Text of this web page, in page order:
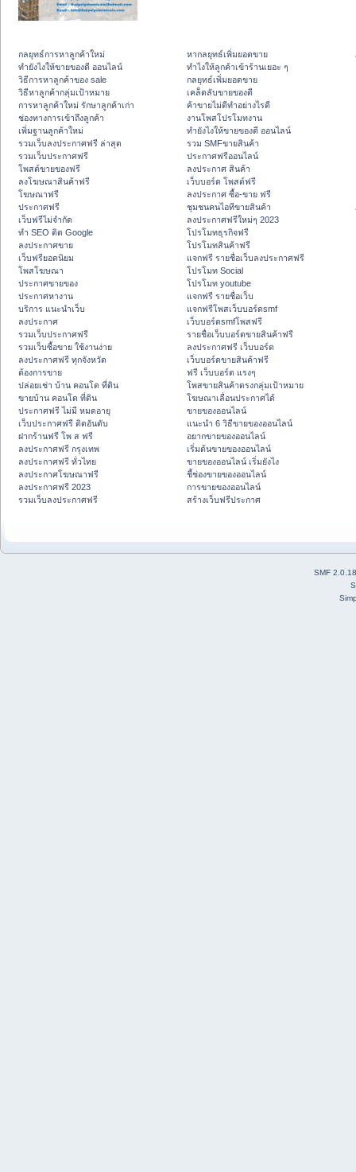
กลยุทธ์การหาลูกค้าใหม่
ทํายังไงให้ขายของดี ออนไลน์
วิธีการหาลูกค้าของ sale
วิธีหาลูกค้ากลุ่มเป้าหมาย
การหาลูกค้าใหม่ รักษาลูกค้าเก่า
ช่องทางการเข้าถึงลูกค้า
เพิ่มฐานลูกค้าใหม่
รวมเว็บลงประกาศฟรี ล่าสุด
รวมเว็บประกาศฟรี
โพสต์ขายของฟรี
ลงโฆษณาสินค้าฟรี
โฆษณาฟรี
ประกาศฟรี
เว็บฟรีไม่จำกัด
ทำ SEO ติด Google
ลงประกาศขาย
เว็บฟรียอดนิยม
โพสโฆษณา
ประกาศขายของ
ประกาศหางาน
บริการ แนะนำเว็บ
ลงประกาศ
รวมเว็บประกาศฟรี
รวมเว็บซื้อขาย ใช้งานง่าย
ลงประกาศฟรี ทุกจังหวัด
ต้องการขาย
ปล่อยเช่า บ้าน คอนโด ที่ดิน
ขายบ้าน คอนโด ที่ดิน
ประกาศฟรี ไม่มี หมดอายุ
เว็บประกาศฟรี ติดอันดับ
ฝากร้านฟรี โพ ส ฟรี
ลงประกาศฟรี กรุงเทพ
ลงประกาศฟรี ทั่วไทย
ลงประกาศโฆษณาฟรี
ลงประกาศฟรี 2023
รวมเว็บลงประกาศฟรี
หากลยุทธ์เพิ่มยอดขาย
ทําไงให้ลูกค้าเข้าร้านเยอะ ๆ
กลยุทธ์เพิ่มยอดขาย
เคล็ดลับขายของดี
ค้าขายไม่ดีทำอย่างไรดี
งานโพสโปรโมทงาน
ทํายังไงให้ขายของดี ออนไลน์
รวม SMFขายสินค้า
ประกาศฟรีออนไลน์
ลงประกาศ สินค้า
เว็บบอร์ด โพสต์ฟรี
ลงประกาศ ซื้อ-ขาย ฟรี
ชุมชนคนไอทีขายสินค้า
ลงประกาศฟรีใหม่ๆ 2023
โปรโมทธุรกิจฟรี
โปรโมทสินค้าฟรี
แจกฟรี รายชื่อเว็บลงประกาศฟรี
โปรโมท Social
โปรโมท youtube
แจกฟรี รายชื่อเว็บ
แจกฟรีโพสเว็บบอร์ดsmf
เว็บบอร์ดsmfโพสฟรี
รายชื่อเว็บบอร์ดขายสินค้าฟรี
ลงประกาศฟรี เว็บบอร์ด
เว็บบอร์ดขายสินค้าฟรี
ฟรี เว็บบอร์ด แรงๆ
โพสขายสินค้าตรงกลุ่มเป้าหมาย
โฆษณาเลื่อนประกาศได้
ขายของออนไลน์
แนะนำ 6 วิธีขายของออนไลน์
อยากขายของออนไลน์
เริ่มต้นขายของออนไลน์
ขายของออนไลน์ เริ่มยังไง
ชี้ช่องขายของออนไลน์
การขายของออนไลน์
สร้างเว็บฟรีประกาศ
SMF 2.0.18